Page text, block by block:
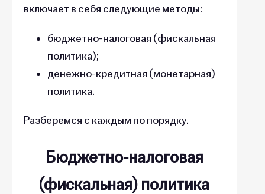
включает в себя следующие методы:
бюджетно-налоговая (фискальная
политика);
денежно-кредитная (монетарная)
политика.
Разберемся с каждым по порядку.
Бюджетно-налоговая
(фискальная) политика